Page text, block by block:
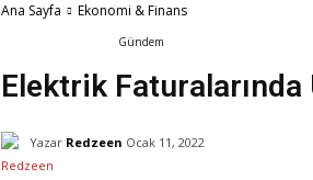
Ana Sayfa Ekonomi & Finans
Gündem
Elektrik
Yazar Redzeen Ocak 11, 2022